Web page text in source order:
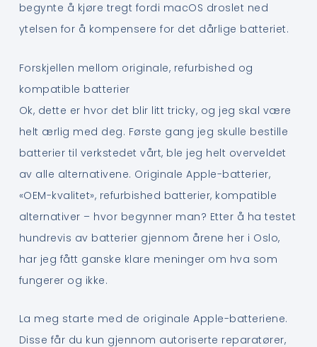
begynte å kjøre tregt fordi macOS droslet ned
ytelsen for å kompensere for det dårlige batteriet.
Forskjellen mellom originale, refurbished og
kompatible batterier
Ok, dette er hvor det blir litt tricky, og jeg skal være
helt ærlig med deg. Første gang jeg skulle bestille
batterier til verkstedet vårt, ble jeg helt overveldet
av alle alternativene. Originale Apple-batterier,
«OEM-kvalitet», refurbished batterier, kompatible
alternativer – hvor begynner man? Etter å ha testet
hundrevis av batterier gjennom årene her i Oslo,
har jeg fått ganske klare meninger om hva som
fungerer og ikke.
La meg starte med de originale Apple-batteriene.
Disse får du kun gjennom autoriserte reparatører,